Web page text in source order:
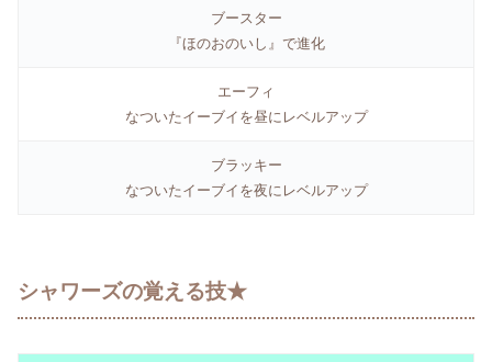
ブースター
『ほのおのいし』で進化
エーフィ
なついたイーブイを昼にレベルアップ
ブラッキー
なついたイーブイを夜にレベルアップ
シャワーズの覚える技★